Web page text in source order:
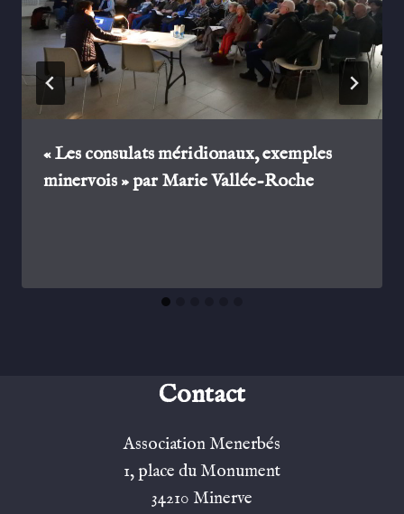
« Les consulats méridionaux, exemples
minervois » par Marie Vallée-Roche
Contact
Association Menerbés
1, place du Monument
34210 Minerve